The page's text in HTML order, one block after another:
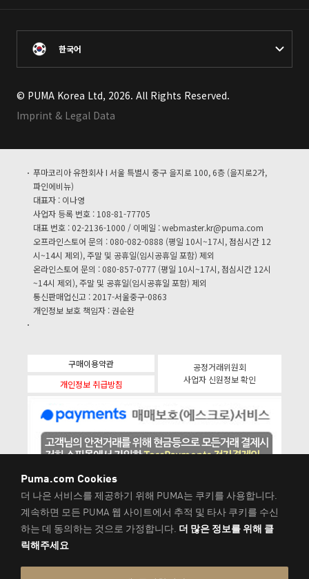
한국어
© PUMA Korea Ltd, 2026. All Rights Reserved.
Imprint & Legal Data
푸마코리아 유한회사 I 서울 특별시 중구 을지로 100, 6층 (을지로2가,
파인에비뉴)
대표자 : 이나영
사업자 등록 번호 : 108-81-77705
대표 번호 : 02-2136-1000 / 이메일 :webmaster.kr@puma.com
오프라인스토어 문의 : 080-082-0888 (평일 10시~17시, 점심시간 12
시~14시 제외), 주말 및 공휴일(임시공휴일 포함) 제외
온라인스토어 문의 : 080-857-0777 (평일 10시~17시, 점심시간 12시
~14시 제외), 주말 및 공휴일(임시공휴일 포함) 제외
통신판매업신고 : 2017-서울중구-0863
개인정보 보호 책임자 : 권순완
구매이용약관
개인정보 취급방침
공정거래위원회
사업자 신원정보 확인